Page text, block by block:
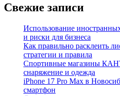
Свежие записи
Использование
и риски для бизнеса
Как правильно расклеить
стратегии и правила
Спортивные магазины
снаряжение и одежда
iPhone 17 Pro Max в
смартфон